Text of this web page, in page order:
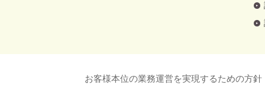
お客様本位の業務運営を実現するための方針